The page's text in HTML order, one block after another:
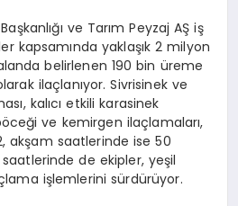
ve Tarım Peyzaj AŞ iş
kapsamında yaklaşık 2 milyon
belirlenen 190 bin üreme
ilaçlanıyor. Sivrisinek ve
kalıcı etkili karasinek
ve kemirgen ilaçlamaları,
akşam saatlerinde ise 50
de ekipler, yeşil
işlemlerini sürdürüyor.